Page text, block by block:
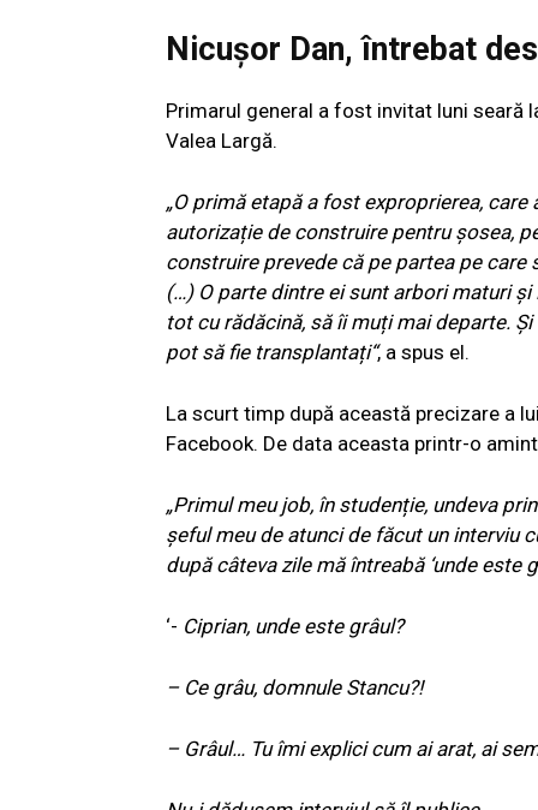
Nicușor Dan, întrebat
Primarul general a fost invitat luni seară
Valea Largă.
„O primă etapă a fost exproprierea,
autorizație de construire pentru șosea,
construire prevede că pe partea pe
(…) O parte dintre ei sunt arbori maturi
tot cu rădăcină, să îi muți mai departe.
pot să fie transplantați“, a spus el.
La scurt timp după această precizare a
Facebook. De data aceasta printr-o
„Primul meu job, în studenție, undeva
șeful meu de atunci de făcut un interviu
după câteva zile mă întreabă ‘unde este
‘- Ciprian, unde este grâul?
– Ce grâu, domnule Stancu?!
– Grâul… Tu îmi explici cum ai arat, ai